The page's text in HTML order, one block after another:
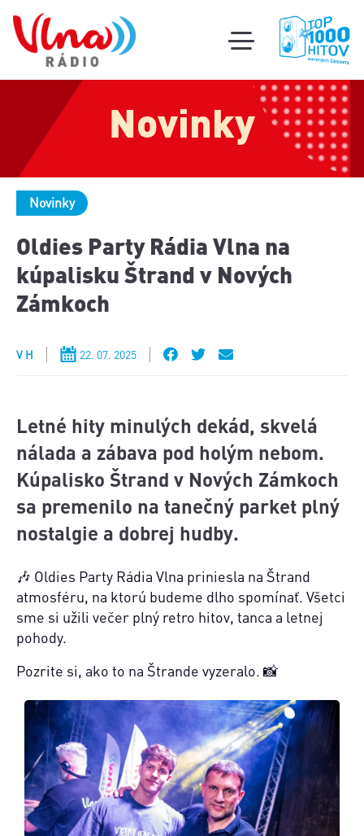
toggle
mobile
menu
Novinky
Novinky
Oldies Party Rádia Vlna na
kúpalisku Štrand v Nových
Zámkoch
V H 22. 07. 2025
Letné hity minulých dekád, skvelá
nálada a zábava pod holým nebom.
Kúpalisko Štrand v Nových Zámkoch
sa premenilo na tanečný parket plný
nostalgie a dobrej hudby.
🎶 Oldies Party Rádia Vlna priniesla na Štrand
atmosféru, na ktorú budeme dlho spomínať. Všetci
sme si užili večer plný retro hitov, tanca a letnej
pohody.
Pozrite si, ako to na Štrande vyzeralo. 📸